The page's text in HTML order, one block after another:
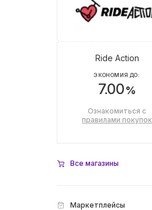
Ride Action
ЭКОНОМИЯ ДО:
7.00%
Ознакомиться с
правилами покупок
Все магазины
Маркетплейсы